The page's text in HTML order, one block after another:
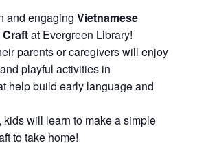
and engagingVietnamese
Craftat Evergreen Library!
parents or caregivers will enjoy
playful activities in
help build early language and
kids will learn to make a simple
to take home!